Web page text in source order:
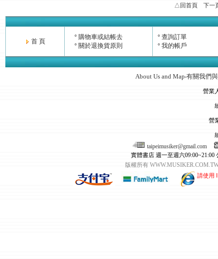
△回首頁 下一
首 頁
° 購物車或結帳去
° 關於退換貨原則
° 查詢訂單
° 我的帳戶
About Us and Map‧有關我們
營業
營
taipeimusiker@gmail.com
實體書店 週一至週六09:00~21:00
版權所有
請使用